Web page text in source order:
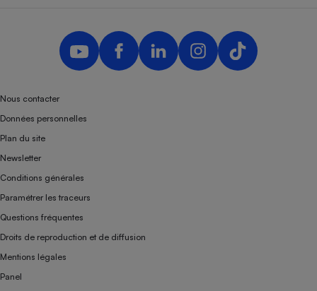
Nous contacter
Données personnelles
Plan du site
Newsletter
Conditions générales
Paramétrer les traceurs
Questions fréquentes
Droits de reproduction et de diffusion
Mentions légales
Panel